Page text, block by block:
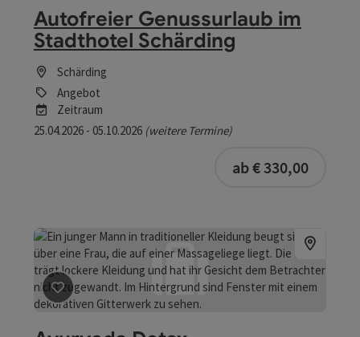
Autofreier Genussurlaub im
Stadthotel Schärding
Schärding
Angebot
Zeitraum
25.04.2026 - 05.10.2026 (weitere Termine)
ab € 330,00
Beitrag merken: Ayurveda Detox